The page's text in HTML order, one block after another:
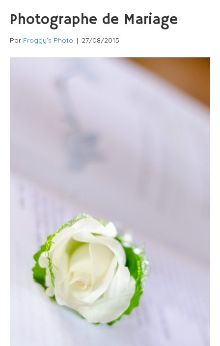
Photographe de Mariage
Par Froggy's Photo | 27/08/2015